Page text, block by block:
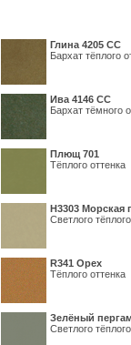
Глина 4205 СС
Бархат тёплого
Ива 4146 СС
Бархат тёмного
Плющ 701
Тёплого оттенка
H3303 Морская
Светлого
R341 Орех
Тёплого оттенка
Зелёный
Светлого